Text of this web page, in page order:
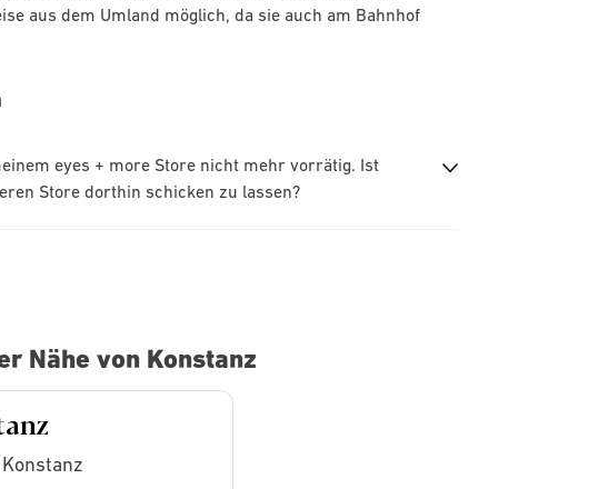
aus dem Umland möglich, da sie auch am Bahnhof
eyes + more Store nicht mehr vorrätig. Ist
Store dorthin schicken zu lassen?
Nähe von Konstanz